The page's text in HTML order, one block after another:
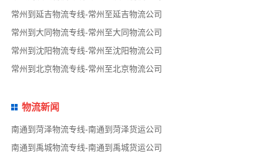
常州到延吉物流专线-常州至延吉物流公司
常州到大同物流专线-常州至大同物流公司
常州到沈阳物流专线-常州至沈阳物流公司
常州到北京物流专线-常州至北京物流公司
物流新闻
南通到菏泽物流专线-南通到菏泽货运公司
南通到禹城物流专线-南通到禹城货运公司